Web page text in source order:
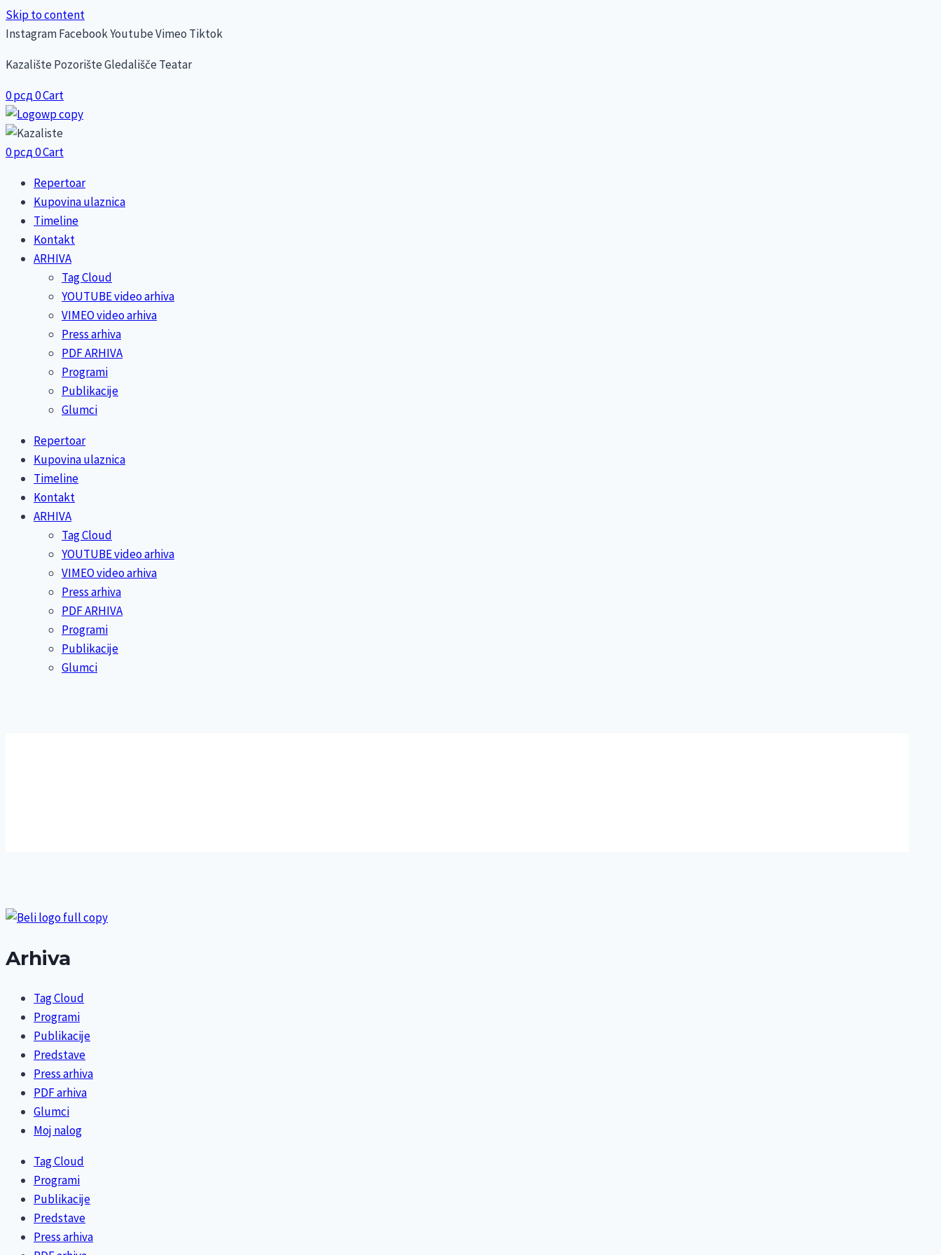
Skip to content
InstagramFacebookYoutubeVimeo Tiktok
Kazalište Pozorište Gledališče Teatar
0рсд0Cart
0рсд0Cart
Repertoar
Kupovina ulaznica
Timeline
Kontakt
ARHIVA
Tag Cloud
YOUTUBE video arhiva
VIMEO video arhiva
Press arhiva
PDF ARHIVA
Programi
Publikacije
Glumci
Repertoar
Kupovina ulaznica
Timeline
Kontakt
ARHIVA
Tag Cloud
YOUTUBE video arhiva
VIMEO video arhiva
Press arhiva
PDF ARHIVA
Programi
Publikacije
Glumci
Arhiva
Tag Cloud
Programi
Publikacije
Predstave
Press arhiva
PDF arhiva
Glumci
Moj nalog
Tag Cloud
Programi
Publikacije
Predstave
Press arhiva